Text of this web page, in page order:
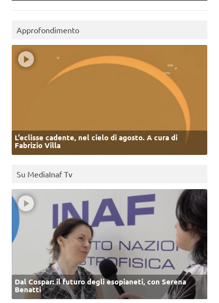
Approfondimento
L’eclisse cadente, nel cielo di agosto. A cura di
Fabrizio Villa
Su MediaInaf Tv
Dal Cospar: il futuro degli esopianeti, con Serena
Benatti